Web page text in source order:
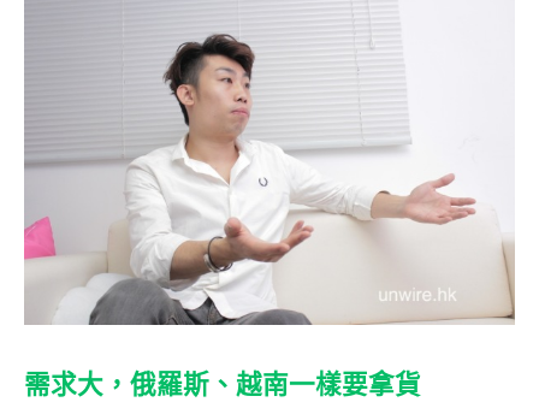
需求大，俄羅斯、越南一樣要拿貨